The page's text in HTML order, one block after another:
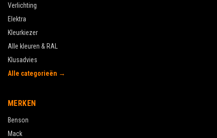
Verlichting
Elektra
Kleurkiezer
Alle kleuren & RAL
Klusadvies
Alle categorieën →
MERKEN
Benson
Mack